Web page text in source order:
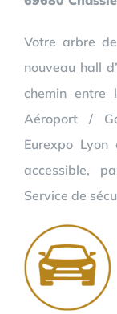
Votre arbre
nouveau hall
chemin
Aéroport /
Eurexpo
accessible,
Service de